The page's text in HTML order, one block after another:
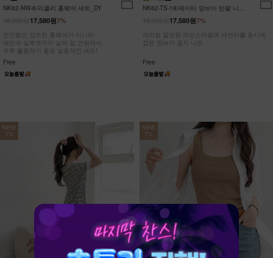
NK62-NW-6/리플리 홈웨어 세트_DY
7%
17,580원
편안함만 강조한 홈웨어가 아니라
패턴과 실루엣까지 살려 집 안밖에서
두루 활용하기 좋은 실용적인 세트!
Free
NK62-TS-18/레이티 양브이 반팔 니트
7%
17,580원
여리함 끝판왕 여성스러움과 세련미를 동시에
잡은 양브이 골지 니트
Free
NEW
7%
NEW
7%